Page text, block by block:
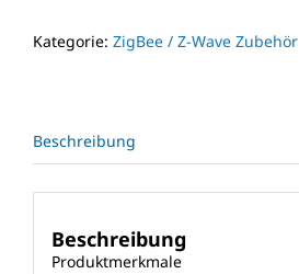
Kategorie: ZigBee / Z-Wave Zubehör
Beschreibung
Beschreibung
Produktmerkmale